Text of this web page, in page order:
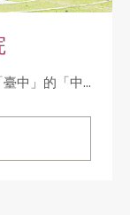
中」的「中...